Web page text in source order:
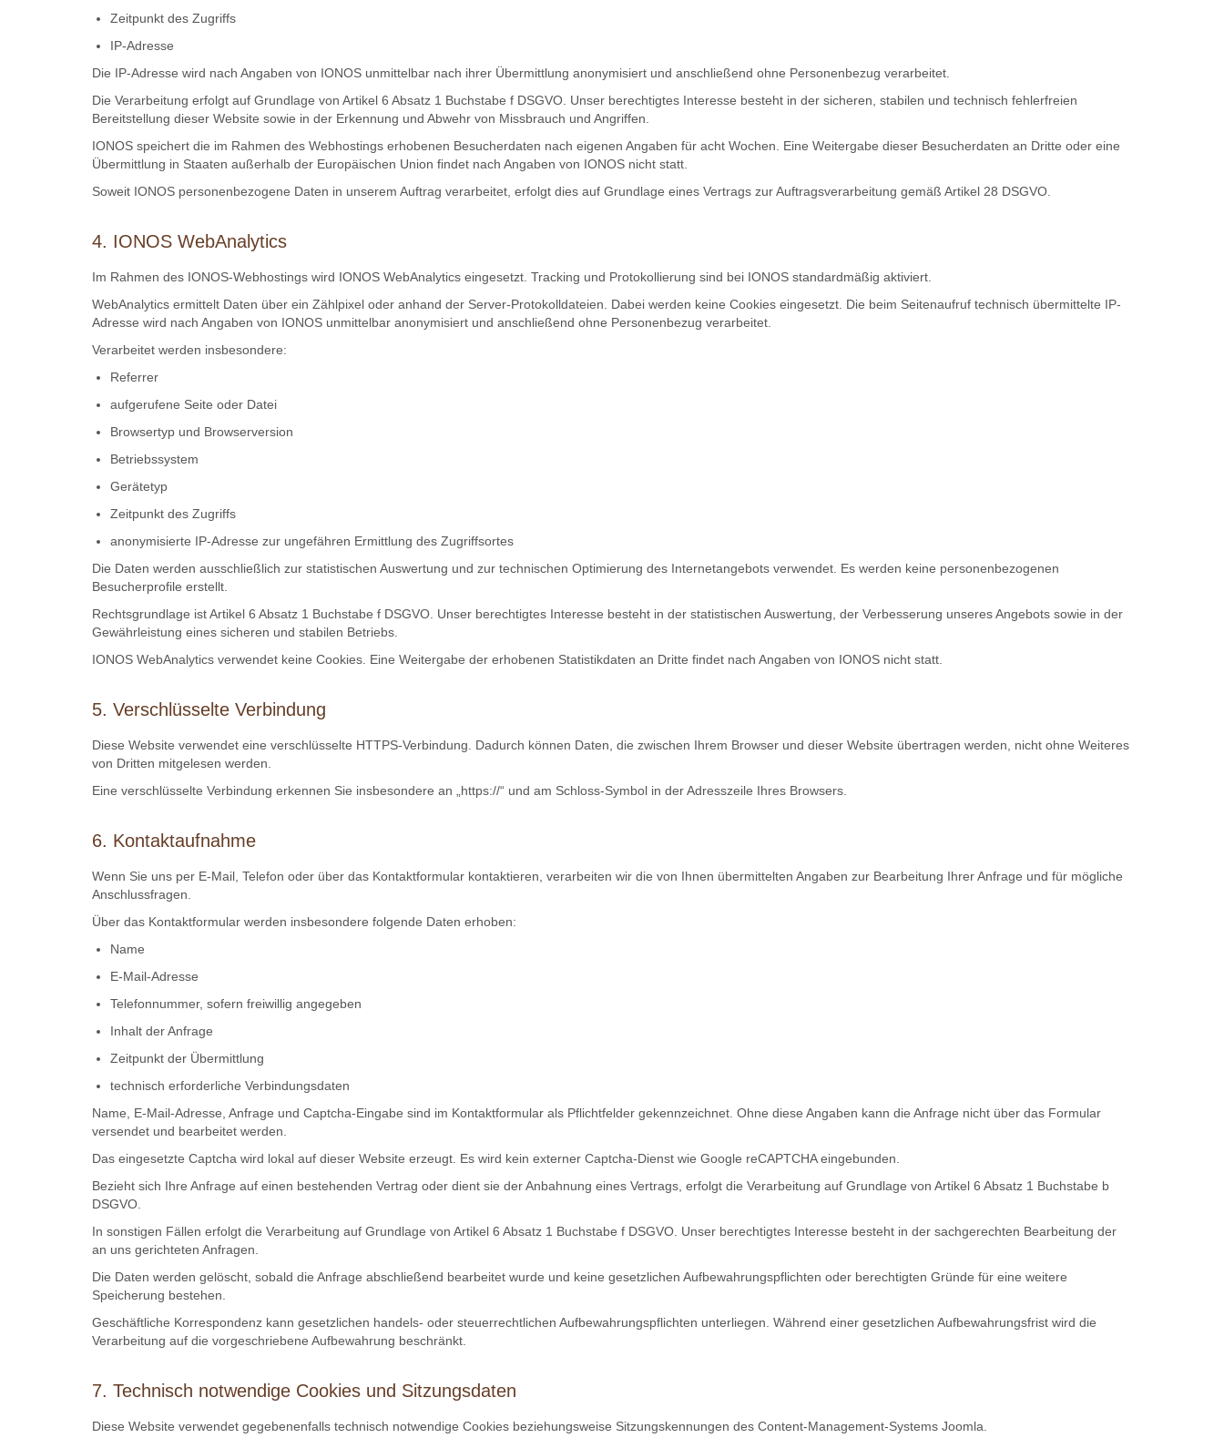
Zeitpunkt des Zugriffs
IP-Adresse
Die IP-Adresse wird nach Angaben von IONOS unmittelbar nach ihrer Übermittlung anonymisiert und anschließend ohne Personenbezug verarbeitet.
Die Verarbeitung erfolgt auf Grundlage von Artikel 6 Absatz 1 Buchstabe f DSGVO. Unser berechtigtes Interesse besteht in der sicheren, stabilen und technisch fehlerfreien
Bereitstellung dieser Website sowie in der Erkennung und Abwehr von Missbrauch und Angriffen.
IONOS speichert die im Rahmen des Webhostings erhobenen Besucherdaten nach eigenen Angaben für acht Wochen. Eine Weitergabe dieser Besucherdaten an Dritte oder eine
Übermittlung in Staaten außerhalb der Europäischen Union findet nach Angaben von IONOS nicht statt.
Soweit IONOS personenbezogene Daten in unserem Auftrag verarbeitet, erfolgt dies auf Grundlage eines Vertrags zur Auftragsverarbeitung gemäß Artikel 28 DSGVO.
4. IONOS WebAnalytics
Im Rahmen des IONOS-Webhostings wird IONOS WebAnalytics eingesetzt. Tracking und Protokollierung sind bei IONOS standardmäßig aktiviert.
WebAnalytics ermittelt Daten über ein Zählpixel oder anhand der Server-Protokolldateien. Dabei werden keine Cookies eingesetzt. Die beim Seitenaufruf technisch übermittelte IP-
Adresse wird nach Angaben von IONOS unmittelbar anonymisiert und anschließend ohne Personenbezug verarbeitet.
Verarbeitet werden insbesondere:
Referrer
aufgerufene Seite oder Datei
Browsertyp und Browserversion
Betriebssystem
Gerätetyp
Zeitpunkt des Zugriffs
anonymisierte IP-Adresse zur ungefähren Ermittlung des Zugriffsortes
Die Daten werden ausschließlich zur statistischen Auswertung und zur technischen Optimierung des Internetangebots verwendet. Es werden keine personenbezogenen
Besucherprofile erstellt.
Rechtsgrundlage ist Artikel 6 Absatz 1 Buchstabe f DSGVO. Unser berechtigtes Interesse besteht in der statistischen Auswertung, der Verbesserung unseres Angebots sowie in der
Gewährleistung eines sicheren und stabilen Betriebs.
IONOS WebAnalytics verwendet keine Cookies. Eine Weitergabe der erhobenen Statistikdaten an Dritte findet nach Angaben von IONOS nicht statt.
5. Verschlüsselte Verbindung
Diese Website verwendet eine verschlüsselte HTTPS-Verbindung. Dadurch können Daten, die zwischen Ihrem Browser und dieser Website übertragen werden, nicht ohne Weiteres
von Dritten mitgelesen werden.
Eine verschlüsselte Verbindung erkennen Sie insbesondere an „https://“ und am Schloss-Symbol in der Adresszeile Ihres Browsers.
6. Kontaktaufnahme
Wenn Sie uns per E-Mail, Telefon oder über das Kontaktformular kontaktieren, verarbeiten wir die von Ihnen übermittelten Angaben zur Bearbeitung Ihrer Anfrage und für mögliche
Anschlussfragen.
Über das Kontaktformular werden insbesondere folgende Daten erhoben:
Name
E-Mail-Adresse
Telefonnummer, sofern freiwillig angegeben
Inhalt der Anfrage
Zeitpunkt der Übermittlung
technisch erforderliche Verbindungsdaten
Name, E-Mail-Adresse, Anfrage und Captcha-Eingabe sind im Kontaktformular als Pflichtfelder gekennzeichnet. Ohne diese Angaben kann die Anfrage nicht über das Formular
versendet und bearbeitet werden.
Das eingesetzte Captcha wird lokal auf dieser Website erzeugt. Es wird kein externer Captcha-Dienst wie Google reCAPTCHA eingebunden.
Bezieht sich Ihre Anfrage auf einen bestehenden Vertrag oder dient sie der Anbahnung eines Vertrags, erfolgt die Verarbeitung auf Grundlage von Artikel 6 Absatz 1 Buchstabe b
DSGVO.
In sonstigen Fällen erfolgt die Verarbeitung auf Grundlage von Artikel 6 Absatz 1 Buchstabe f DSGVO. Unser berechtigtes Interesse besteht in der sachgerechten Bearbeitung der
an uns gerichteten Anfragen.
Die Daten werden gelöscht, sobald die Anfrage abschließend bearbeitet wurde und keine gesetzlichen Aufbewahrungspflichten oder berechtigten Gründe für eine weitere
Speicherung bestehen.
Geschäftliche Korrespondenz kann gesetzlichen handels- oder steuerrechtlichen Aufbewahrungspflichten unterliegen. Während einer gesetzlichen Aufbewahrungsfrist wird die
Verarbeitung auf die vorgeschriebene Aufbewahrung beschränkt.
7. Technisch notwendige Cookies und Sitzungsdaten
Diese Website verwendet gegebenenfalls technisch notwendige Cookies beziehungsweise Sitzungskennungen des Content-Management-Systems Joomla.